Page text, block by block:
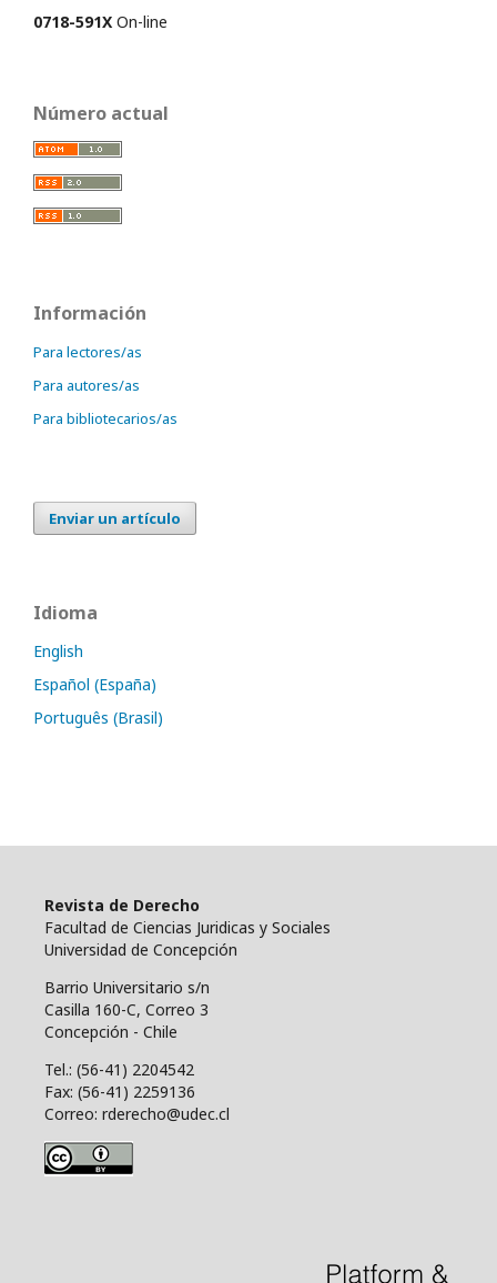
0718-591X On-line
Número actual
Información
Para lectores/as
Para autores/as
Para bibliotecarios/as
Enviar un artículo
Idioma
English
Español (España)
Português (Brasil)
Revista de Derecho
Facultad de Ciencias Juridicas y Sociales
Universidad de Concepción
Barrio Universitario s/n
Casilla 160-C, Correo 3
Concepción - Chile
Tel.: (56-41) 2204542
Fax: (56-41) 2259136
Correo: rderecho@udec.cl